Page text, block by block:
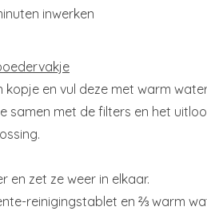
inwerken
en vul deze met warm
samen met de filters en het
zet ze weer in elkaar.
reinigingstablet en ⅔ warm